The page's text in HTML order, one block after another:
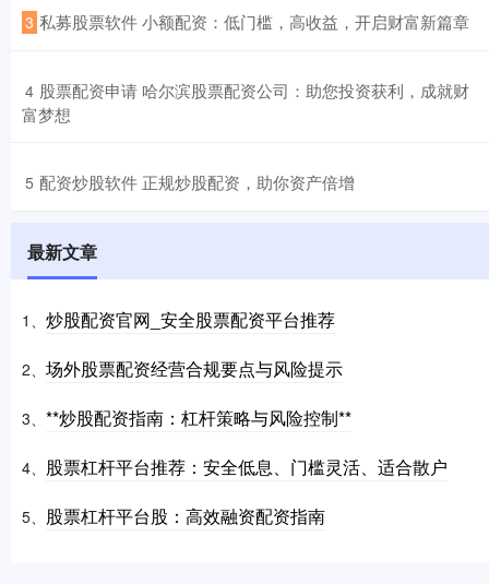
3 ​私募股票软件 小额配资：低门槛，高收益，开启财富新篇章
4 ​股票配资申请 哈尔滨股票配资公司：助您投资获利，成就财
富梦想
5 ​配资炒股软件 正规炒股配资，助你资产倍增
最新文章
1、 炒股配资官网_安全股票配资平台推荐
2、 场外股票配资经营合规要点与风险提示
3、 **炒股配资指南：杠杆策略与风险控制**
4、 股票杠杆平台推荐：安全低息、门槛灵活、适合散户
5、 股票杠杆平台股：高效融资配资指南